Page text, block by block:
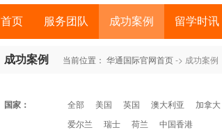
首页 服务团队 成功案例 留学时讯
成功案例 当前位置： 华通国际官网首页-> 成功案例
国家： 全部 美国 英国 澳大利亚 加拿大
爱尔兰
瑞士 荷兰 中国香港